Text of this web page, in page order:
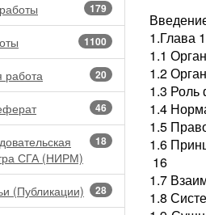
179
1100
20
работа
46
18
СГА (НИРМ)
28
(Публикации)
1.Глава
1.1
1.2
1.3 Роль
1.4
1.5
1.6
16
1.7
1.8